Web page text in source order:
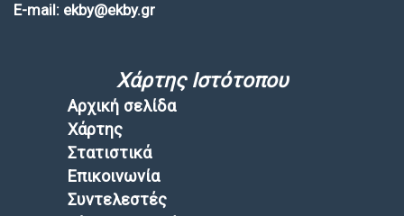
E-mail: ekby@ekby.gr
Χάρτης Ιστότοπου
Αρχική σελίδα
Χάρτης
Στατιστικά
Επικοινωνία
Συντελεστές